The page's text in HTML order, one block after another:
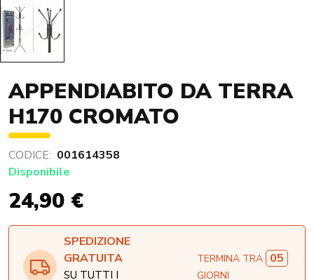
APPENDIABITO DA TERRA
H170 CROMATO
CODICE: 001614358
Disponibile
24,90 €
SPEDIZIONE
GRATUITA
SU TUTTI I
TERMINA TRA 05
GIORNI